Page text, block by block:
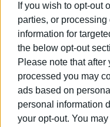
If you wish to opt-out
parties, or
information for
the below opt-out
Please note that after
processed you may
ads based on
personal information
your opt-out. You
Η Αγροδιατροφική
Νήσων θα
διαδραστικές
Reuse, Recycle, ενώ θα
για τα παιδιά,
μήνυμα της
προστασίας του